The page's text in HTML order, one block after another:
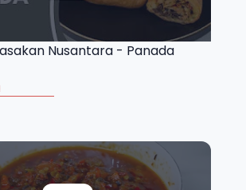
Nusantara - Panada